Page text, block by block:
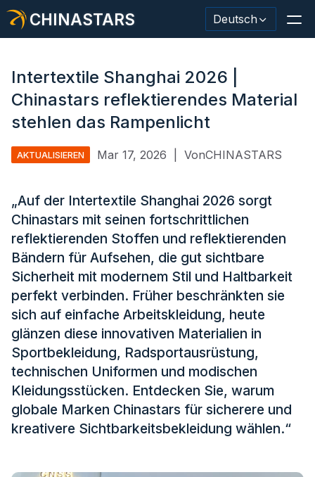
CHINASTARS Deutsch
Reflektierendes Material / Klebeband
Modischer reflektierender Stoff
Im Dunkeln leuchtendes Material
Industrieller Waschbesatz
Über CHINASTARS
Neues Produkt
Zertifikat
Katalog
Video
Kontakt
Intertextile Shanghai 2026 |
Chinastars reflektierendes Material
stehlen das Rampenlicht
AKTUALISIEREN Mar 17, 2026 VonCHINASTARS
„Auf der Intertextile Shanghai 2026 sorgt
Chinastars mit seinen fortschrittlichen
reflektierenden Stoffen und reflektierenden
Bändern für Aufsehen, die gut sichtbare
Sicherheit mit modernem Stil und Haltbarkeit
perfekt verbinden. Früher beschränkten sie
sich auf einfache Arbeitskleidung, heute
glänzen diese innovativen Materialien in
Sportbekleidung, Radsportausrüstung,
technischen Uniformen und modischen
Kleidungsstücken. Entdecken Sie, warum
globale Marken Chinastars für sicherere und
kreativere Sichtbarkeitsbekleidung wählen.“